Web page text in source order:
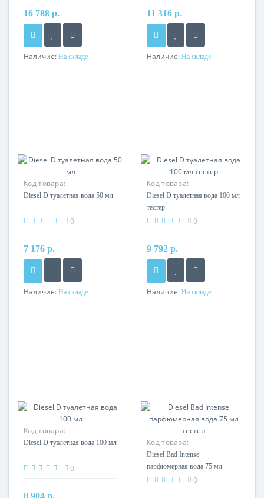
16 788 р.
Наличие: На складе
11 316 р.
Наличие: На складе
Код товара:
Diesel D туалетная вода 50 мл
0
7 176 р.
Наличие: На складе
Код товара:
Diesel D туалетная вода 100 мл
тестер
0
9 792 р.
Наличие: На складе
Код товара:
Diesel D туалетная вода 100 мл
0
8 904 р.
Код товара:
Diesel Bad Intense
парфюмерная вода 75 мл
тестер
0